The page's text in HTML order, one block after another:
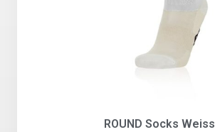
ROUND Socks Weiss